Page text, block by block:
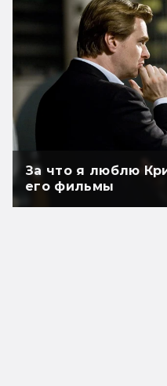
За что я люблю
его фильмы